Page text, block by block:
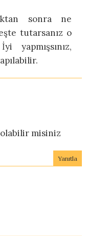
sonra ne
tutarsanız o
yapmışsınız,
misiniz
Yanıtla